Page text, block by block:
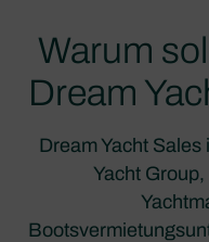
Warum
Dream
Dream Yacht
Yacht